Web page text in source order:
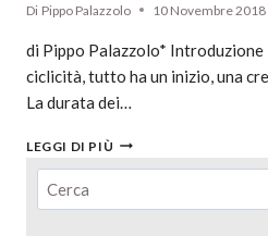
Di Pippo Palazzolo 10 Novembre 2018
di Pippo Palazzolo*
ciclicità, tutto ha un inizio, una
La durata dei…
LEGGI DI PIÙ